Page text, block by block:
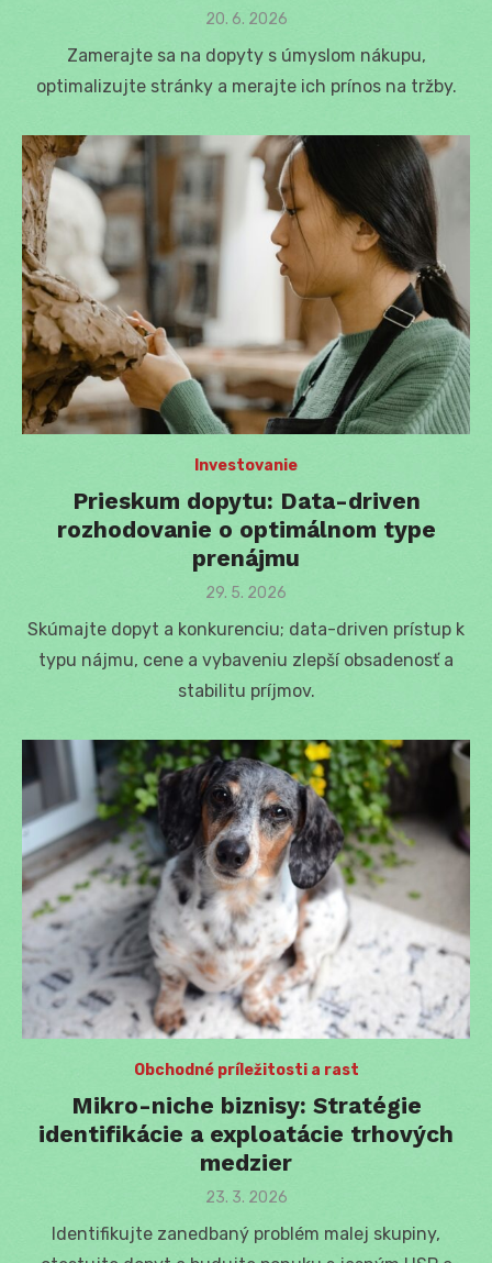
Posted
20. 6. 2026
Zamerajte sa na dopyty s úmyslom nákupu,
optimalizujte stránky a merajte ich prínos na tržby.
Investovanie
Prieskum dopytu: Data-driven
rozhodovanie o optimálnom type
prenájmu
Posted
29. 5. 2026
Skúmajte dopyt a konkurenciu; data-driven prístup k
typu nájmu, cene a vybaveniu zlepší obsadenosť a
stabilitu príjmov.
Obchodné príležitosti a rast
Mikro-niche biznisy: Stratégie
identifikácie a exploatácie trhových
medzier
Posted
23. 3. 2026
Identifikujte zanedbaný problém malej skupiny,